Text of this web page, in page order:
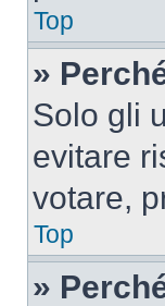
Top
»
Solo gli
evitare
votare,
Top
»